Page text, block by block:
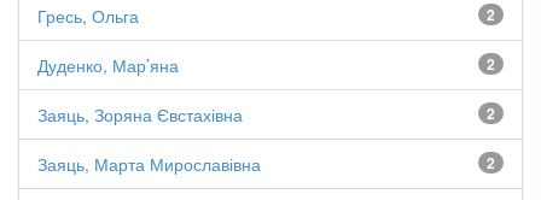
2
Гресь, Ольга
2
Дуденко, Мар’яна
2
Заяць, Зоряна Євстахівна
2
Заяць, Марта Мирославівна